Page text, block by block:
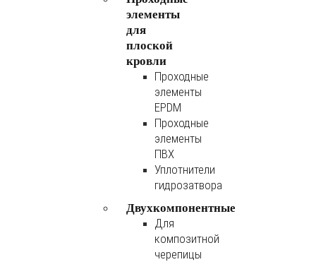
элементы
для
плоской
кровли
Проходные
элементы
EPDM
Проходные
элементы
ПВХ
Уплотнители
гидрозатвора
Двухкомпонентные
Для
композитной
черепицы